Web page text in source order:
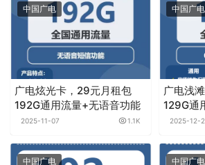
温馨提示：
订单及快递查询入口请
开卡失败：联系本站客服或公众号
交
本站客服联系方式请点击这里
常见问题请点击这里